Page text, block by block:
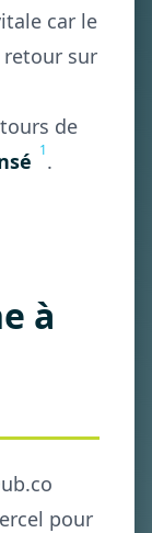
car le
sur
de
1.
à
pour